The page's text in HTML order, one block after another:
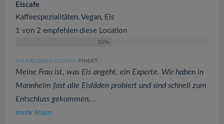
Eiscafe
Kaffeespezialitäten, Vegan, Eis
1 von 2 empfehlen diese Location
50%
DAUERESSERGK0712 (399 ) FINDET:
Meine Frau ist, was Eis angeht, ein Experte. Wir haben in
Mannheim fast alle Eisläden probiert und sind schnell zum
Entschluss gekommen,...
mehr lesen